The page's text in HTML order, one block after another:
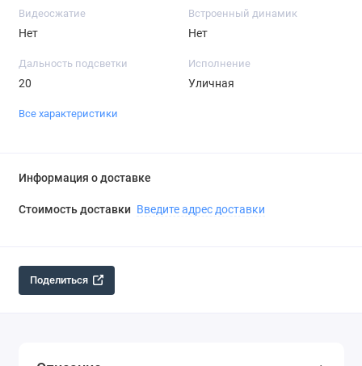
Видеосжатие
Нет
Встроенный динамик
Нет
Дальность подсветки
20
Исполнение
Уличная
Все характеристики
Информация о доставке
Стоимость доставки Введите адрес доставки
Поделиться